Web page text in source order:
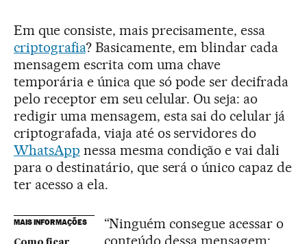
Em que consiste, mais precisamente, essa
criptografia? Basicamente, em blindar cada
mensagem escrita com uma chave
temporária e única que só pode ser decifrada
pelo receptor em seu celular. Ou seja: ao
redigir uma mensagem, esta sai do celular já
criptografada, viaja até os servidores do
WhatsApp nessa mesma condição e vai dali
para o destinatário, que será o único capaz de
ter acesso a ela.
MAIS INFORMAÇÕES
“Ninguém consegue acessar o
conteúdo dessa mensagem: